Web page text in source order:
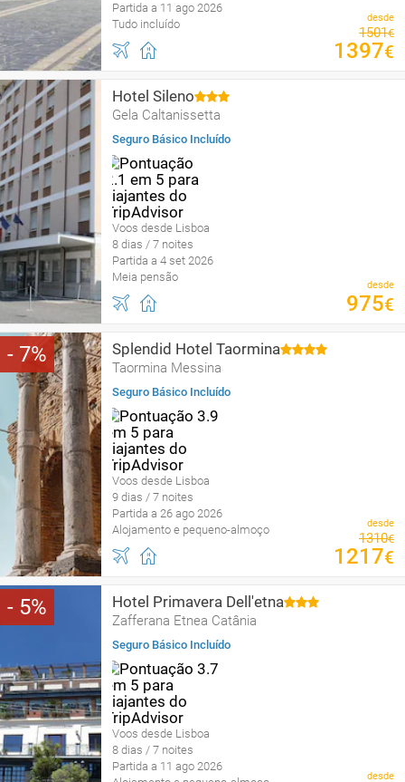
Partida a 11 ago 2026
Tudo incluído
desde
1501€
1397€
Hotel Sileno
Gela Caltanissetta
Seguro Básico Incluído
Voos desde Lisboa
8 dias / 7 noites
Partida a 4 set 2026
Meia pensão
desde
975€
7 Splendid Hotel Taormina
Taormina Messina
Seguro Básico Incluído
Voos desde Lisboa
9 dias / 7 noites
Partida a 26 ago 2026
Alojamento e pequeno-almoço
desde
1310€
1217€
5 Hotel Primavera Dell'etna
Zafferana Etnea Catânia
Seguro Básico Incluído
Voos desde Lisboa
8 dias / 7 noites
Partida a 11 ago 2026
desde